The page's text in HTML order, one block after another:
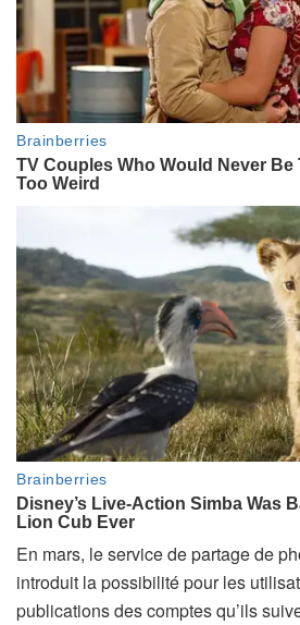
En mars, le service de partage de
introduit la possibilité pour les
publications des comptes qu’ils